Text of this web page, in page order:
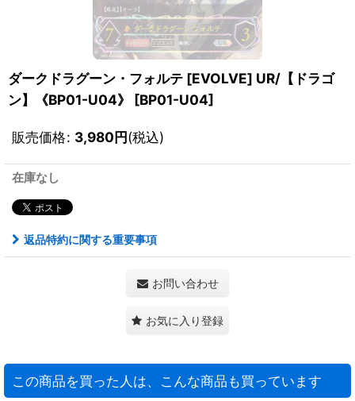
ダークドラグーン・フォルテ [EVOLVE] UR/【ドラゴ
ン】《BP01-U04》
[BP01-U04]
販売価格: 3,980円(税込)
在庫なし
返品特約に関する重要事項
お問い合わせ
お気に入り登録
この商品を買った人は、こんな商品も買っています